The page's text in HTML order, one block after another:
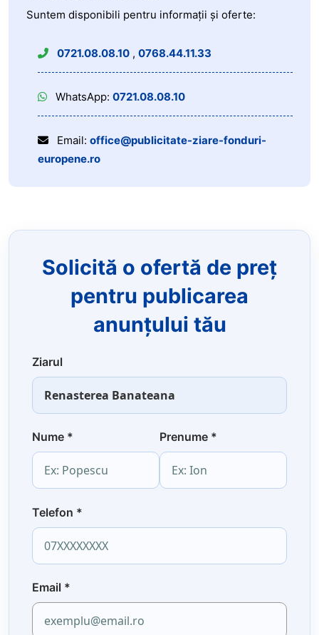
Suntem disponibili pentru informații și oferte:
0721.08.08.10 , 0768.44.11.33
WhatsApp: 0721.08.08.10
Email: office@publicitate-ziare-fonduri-
europene.ro
Solicită o ofertă de preț
pentru publicarea
anunțului tău
Ziarul
Nume * Prenume *
Telefon *
Email *